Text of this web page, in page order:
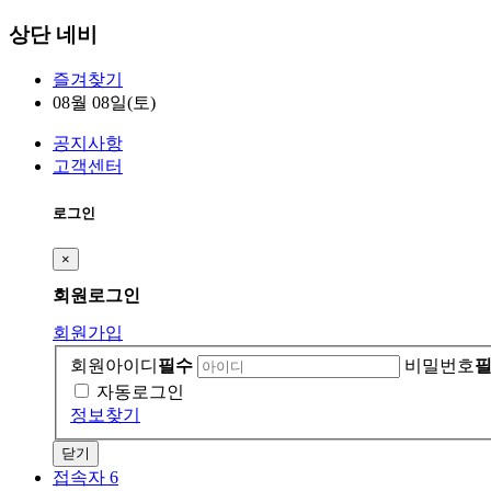
상단 네비
즐겨찾기
08월 08일(토)
공지사항
고객센터
로그인
×
회원 로그인
회원가입
회원아이디 필수 비밀번호
자동로그인
정보찾기
닫기
접속자 6